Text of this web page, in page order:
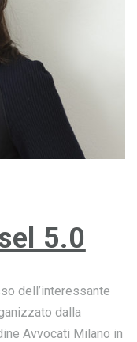
5.0
dell’interessante
dalla
Avvocati Milano in